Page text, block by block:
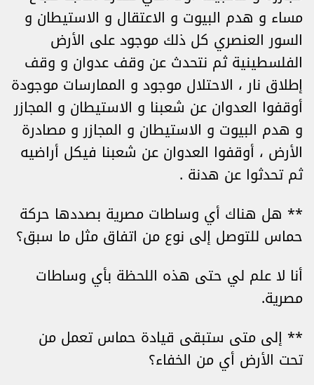
مساء و هدم البيوت و الاعتقال و الاستيطان و
السور العنصري كل ذلك موجود على الأرض
الفلسطينية ثم نتحدث عن وقف عدوان و وقف
إطلاق نار ، الاحتلال موجود و الممارسات موجودة
أوقفوا العدوان عن شعبنا و الاستيطان و المجازر
و هدم البيوت و الاستيطان و المجازر و مصادرة
الأرض ، أوقفوا العدوان عن شعبنا فيكل أراضيه
ثم تحدثوا عن هدنة .
** هل هناك أي وساطات مصرية بصددها حركة
حماس للتوصل إلى نوع من اتفاق مثل ما سبق؟
أنا لا علم لي حتى هذه اللحظة بأي وساطات
مصرية.
** إلى متى ستبقى قيادة حماس تعمل من
تحت الأرض أي من الخفاء؟